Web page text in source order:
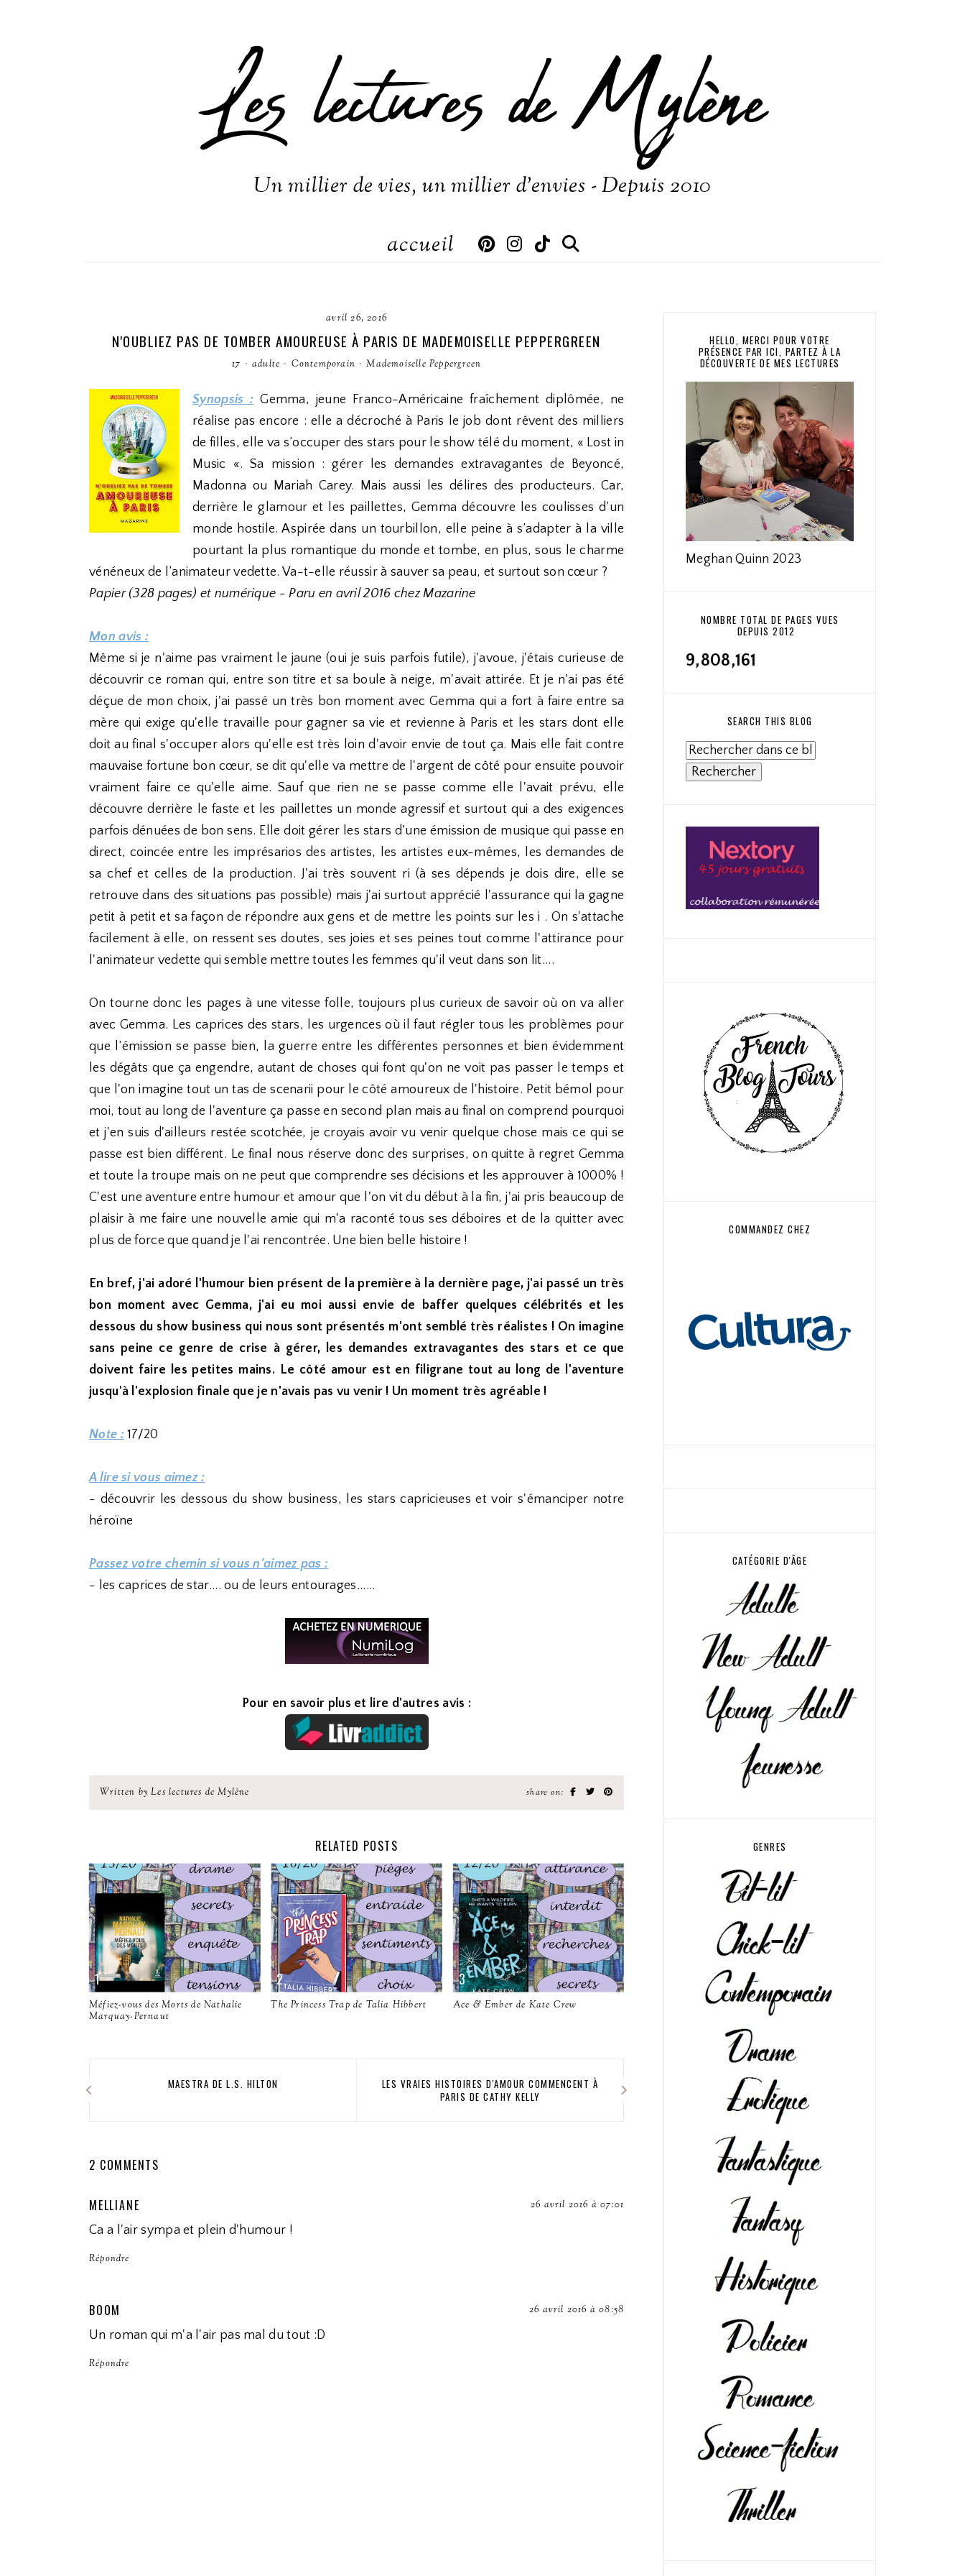
Les lectures de Mylène
Un millier de vies, un millier d'envies - Depuis 2010
accueil
avril 26, 2016
N'OUBLIEZ PAS DE TOMBER AMOUREUSE À PARIS DE MADEMOISELLE PEPPERGREEN
17 · adulte · Contemporain · Mademoiselle Peppergreen
Synopsis : Gemma, jeune Franco-Américaine fraîchement diplômée, ne
réalise pas encore : elle a décroché à Paris le job dont rêvent des milliers
de filles, elle va s’occuper des stars pour le show télé du moment, « Lost in
Music «. Sa mission : gérer les demandes extravagantes de Beyoncé,
Madonna ou Mariah Carey. Mais aussi les délires des producteurs. Car,
derrière le glamour et les paillettes, Gemma découvre les coulisses d’un
monde hostile. Aspirée dans un tourbillon, elle peine à s’adapter à la ville
pourtant la plus romantique du monde et tombe, en plus, sous le charme
vénéneux de l’animateur vedette. Va-t-elle réussir à sauver sa peau, et surtout son cœur ?
Papier (328 pages) et numérique - Paru en avril 2016 chez Mazarine
Mon avis :
Même si je n'aime pas vraiment le jaune (oui je suis parfois futile), j'avoue, j'étais curieuse de
découvrir ce roman qui, entre son titre et sa boule à neige, m'avait attirée. Et je n'ai pas été
déçue de mon choix, j'ai passé un très bon moment avec Gemma qui a fort à faire entre sa
mère qui exige qu'elle travaille pour gagner sa vie et revienne à Paris et les stars dont elle
doit au final s'occuper alors qu'elle est très loin d'avoir envie de tout ça. Mais elle fait contre
mauvaise fortune bon cœur, se dit qu'elle va mettre de l'argent de côté pour ensuite pouvoir
vraiment faire ce qu'elle aime. Sauf que rien ne se passe comme elle l'avait prévu, elle
découvre derrière le faste et les paillettes un monde agressif et surtout qui a des exigences
parfois dénuées de bon sens. Elle doit gérer les stars d'une émission de musique qui passe en
direct, coincée entre les imprésarios des artistes, les artistes eux-mêmes, les demandes de
sa chef et celles de la production. J'ai très souvent ri (à ses dépends je dois dire, elle se
retrouve dans des situations pas possible) mais j'ai surtout apprécié l'assurance qui la gagne
petit à petit et sa façon de répondre aux gens et de mettre les points sur les i . On s'attache
facilement à elle, on ressent ses doutes, ses joies et ses peines tout comme l'attirance pour
l'animateur vedette qui semble mettre toutes les femmes qu'il veut dans son lit....
On tourne donc les pages à une vitesse folle, toujours plus curieux de savoir où on va aller
avec Gemma. Les caprices des stars, les urgences où il faut régler tous les problèmes pour
que l’émission se passe bien, la guerre entre les différentes personnes et bien évidemment
les dégâts que ça engendre, autant de choses qui font qu'on ne voit pas passer le temps et
que l'on imagine tout un tas de scenarii pour le côté amoureux de l'histoire. Petit bémol pour
moi, tout au long de l'aventure ça passe en second plan mais au final on comprend pourquoi
et j'en suis d'ailleurs restée scotchée, je croyais avoir vu venir quelque chose mais ce qui se
passe est bien différent. Le final nous réserve donc des surprises, on quitte à regret Gemma
et toute la troupe mais on ne peut que comprendre ses décisions et les approuver à 1000% !
C'est une aventure entre humour et amour que l'on vit du début à la fin, j'ai pris beaucoup de
plaisir à me faire une nouvelle amie qui m'a raconté tous ses déboires et de la quitter avec
plus de force que quand je l'ai rencontrée. Une bien belle histoire !
En bref, j'ai adoré l'humour bien présent de la première à la dernière page, j'ai passé un très
bon moment avec Gemma, j'ai eu moi aussi envie de baffer quelques célébrités et les
dessous du show business qui nous sont présentés m'ont semblé très réalistes ! On imagine
sans peine ce genre de crise à gérer, les demandes extravagantes des stars et ce que
doivent faire les petites mains. Le côté amour est en filigrane tout au long de l'aventure
jusqu'à l'explosion finale que je n'avais pas vu venir ! Un moment très agréable !
Note : 17/20
A lire si vous aimez :
- découvrir les dessous du show business, les stars capricieuses et voir s'émanciper notre
héroïne
Passez votre chemin si vous n'aimez pas :
- les caprices de star.... ou de leurs entourages......
Pour en savoir plus et lire d'autres avis :
Written by Les lectures de Mylène share on:
RELATED POSTS
Méfiez-vous des Morts de Nathalie
Marquay-Pernaut
The Princess Trap de Talia Hibbert Ace & Ember de Kate Crew
MAESTRA DE L.S. HILTON
LES VRAIES HISTOIRES D'AMOUR COMMENCENT À
PARIS DE CATHY KELLY
2 COMMENTS
MELLIANE 26 avril 2016 à 07:01
Ca a l'air sympa et plein d'humour !
Répondre
BOOM 26 avril 2016 à 08:58
Un roman qui m'a l'air pas mal du tout :D
Répondre
HELLO, MERCI POUR VOTRE
PRÉSENCE PAR ICI, PARTEZ À LA
DÉCOUVERTE DE MES LECTURES
Meghan Quinn 2023
NOMBRE TOTAL DE PAGES VUES
DEPUIS 2012
9,808,161
SEARCH THIS BLOG
COMMANDEZ CHEZ
CATÉGORIE D'ÂGE
GENRES